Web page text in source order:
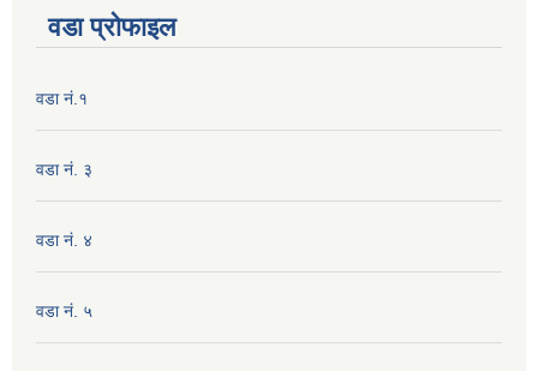
वडा प्रोफाइल
वडा नं.१
वडा नं. ३
वडा नं. ४
वडा नं. ५